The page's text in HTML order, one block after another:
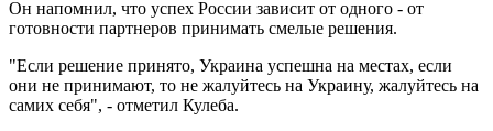
Он напомнил, что успех России зависит от одного - от
готовности партнеров принимать смелые решения.
"Если решение принято, Украина успешна на местах, если
они не принимают, то не жалуйтесь на Украину, жалуйтесь на
самих себя", - отметил Кулеба.